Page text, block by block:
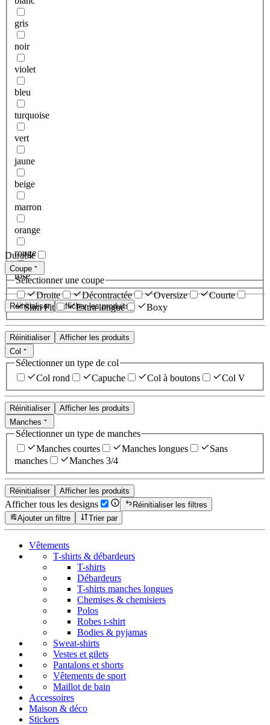
gris
noir
violet
bleu
turquoise
vert
jaune
beige
marron
orange
rouge
rose
Réinitialiser Afficher les produits
Durable
Coupe
Sélectionner une coupe
Droite
Décontractée Oversize
Courte
Slim Fit
Extra longue Boxy
Réinitialiser
Afficher les produits
Col
Sélectionner un type de col
Col rond
Capuche Col à boutons Col V
Réinitialiser
Afficher les produits
Manches
Sélectionner un type de manches
Manches courtes
Manches longues
Sans
manches
Manches 3/4
Réinitialiser Afficher les produits
Afficher tous les designs
Réinitialiser les filtres
Ajouter un filtre
Trier par
Vêtements
T-shirts & débardeurs
T-shirts
Débardeurs
T-shirts manches longues
Chemises & chemisiers
Polos
Robes t-shirt
Bodies & pyjamas
Sweat-shirts
Vestes et gilets
Pantalons et shorts
Vêtements de sport
Maillot de bain
Accessoires
Maison & déco
Stickers